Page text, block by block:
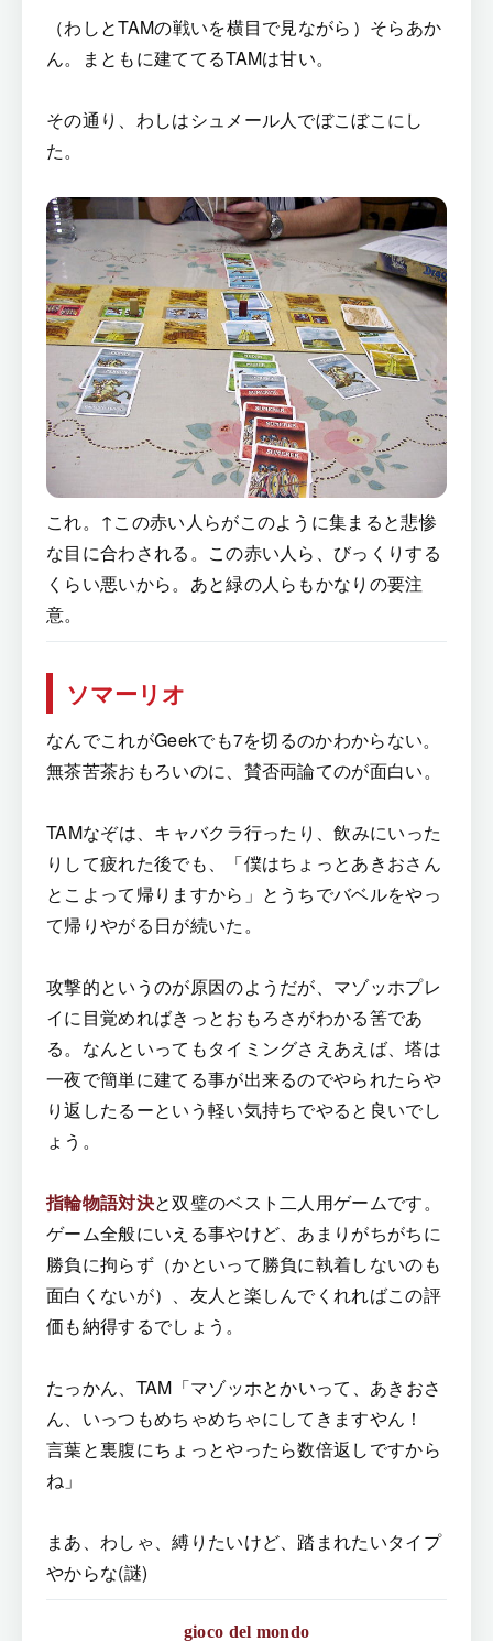
（わしとTAMの戦いを横目で見ながら）そらあか
ん。まともに建ててるTAMは甘い。
その通り、わしはシュメール人でぼこぼこにし
た。
これ。↑この赤い人らがこのように集まると悲惨
な目に合わされる。この赤い人ら、びっくりする
くらい悪いから。あと緑の人らもかなりの要注
意。
ソマーリオ
なんでこれがGeekでも7を切るのかわからない。
無茶苦茶おもろいのに、賛否両論てのが面白い。
TAMなぞは、キャバクラ行ったり、飲みにいった
りして疲れた後でも、「僕はちょっとあきおさん
とこよって帰りますから」とうちでバベルをやっ
て帰りやがる日が続いた。
攻撃的というのが原因のようだが、マゾッホプレ
イに目覚めればきっとおもろさがわかる筈であ
る。なんといってもタイミングさえあえば、塔は
一夜で簡単に建てる事が出来るのでやられたらや
り返したるーという軽い気持ちでやると良いでし
ょう。
指輪物語対決と双璧のベスト二人用ゲームです。
ゲーム全般にいえる事やけど、あまりがちがちに
勝負に拘らず（かといって勝負に執着しないのも
面白くないが）、友人と楽しんでくれればこの評
価も納得するでしょう。
たっかん、TAM「マゾッホとかいって、あきおさ
ん、いっつもめちゃめちゃにしてきますやん！
言葉と裏腹にちょっとやったら数倍返しですから
ね」
まあ、わしゃ、縛りたいけど、踏まれたいタイプ
やからな(謎)
gioco del mondo